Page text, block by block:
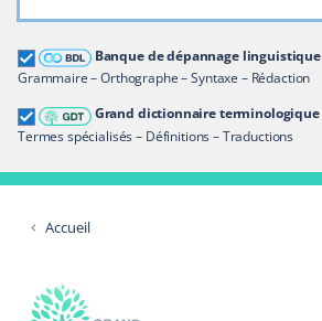
Banque de dépannage linguistique
Grammaire – Orthographe – Syntaxe – Rédaction
Grand dictionnaire terminologique
Termes spécialisés – Définitions – Traductions
Grand dictionnaire terminologique
Restreindre aux termes
Accueil